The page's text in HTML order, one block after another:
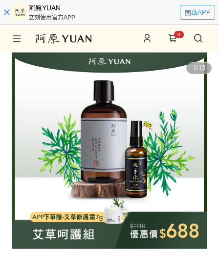
阿原YUAN
立刻使用官方APP
開啟APP
0
1/13